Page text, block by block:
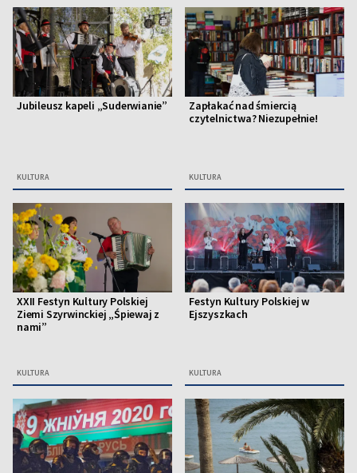
Jubileusz kapeli „Suderwianie”
KULTURA
Zapłakać nad śmiercią
czytelnictwa? Niezupełnie!
KULTURA
XXII Festyn Kultury Polskiej
Ziemi Szyrwinckiej „Śpiewaj z
nami”
KULTURA
Festyn Kultury Polskiej w
Ejszyszkach
KULTURA